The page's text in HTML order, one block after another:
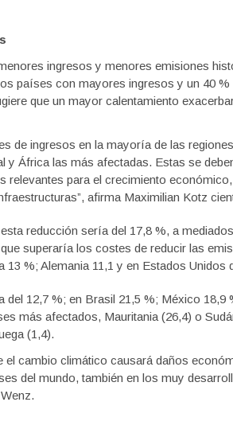
ingresos y menores emisiones
países con mayores ingresos y un 40
que un mayor calentamiento
de ingresos en la mayoría de las
y África las más afectadas. Estas se
relevantes para el crecimiento
afirma Maximilian Kotz
reducción sería del 17,8 %, a
superaría los costes de reducir las
13 %; Alemania 11,1 y en Estados Unidos
del 12,7 %; en Brasil 21,5 %; México 18,9
más afectados, Mauritania (26,4) o
(1,4).
el cambio climático causará daños
del mundo, también en los muy